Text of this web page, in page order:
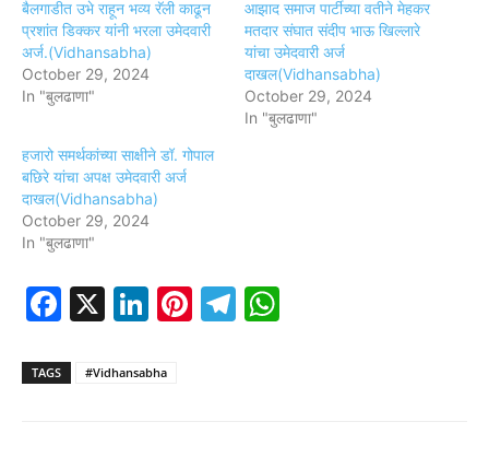
बैलगाडीत उभे राहून भव्य रॅली काढून
प्रशांत डिक्कर यांनी भरला उमेदवारी
अर्ज.(Vidhansabha)
October 29, 2024
In "बुलढाणा"
आझाद समाज पार्टीच्या वतीने मेहकर
मतदार संघात संदीप भाऊ खिल्लारे
यांचा उमेदवारी अर्ज
दाखल(Vidhansabha)
October 29, 2024
In "बुलढाणा"
हजारो समर्थकांच्या साक्षीने डॉ. गोपाल
बछिरे यांचा अपक्ष उमेदवारी अर्ज
दाखल(Vidhansabha)
October 29, 2024
In "बुलढाणा"
Facebook
X LinkedIn
Pinterest
Telegram
TAGS #Vidhansabha